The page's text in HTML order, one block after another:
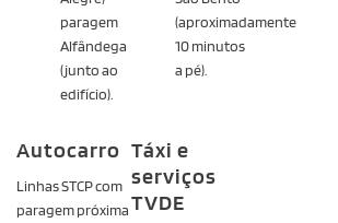
paragem
Alfândega
(junto ao
edifício).
(aproximadamente
10 minutos
a pé).
Autocarro
Linhas STCP com
paragem próxima
Táxi e
serviços
TVDE